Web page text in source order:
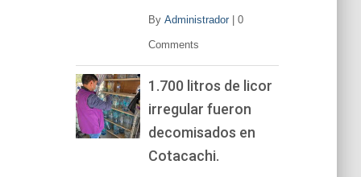
By Administrador| 0
Comments
1.700 litros de licor
irregular fueron
decomisados en
Cotacachi.